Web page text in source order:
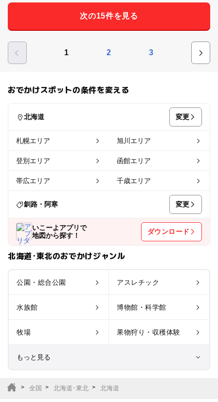
次の15件を見る
1 2 3
おでかけスポットの条件を変える
北海道 変更
札幌エリア 旭川エリア
登別エリア 函館エリア
帯広エリア 千歳エリア
釧路・阿寒 変更
いこーよアプリで
地図から探す！
ダウンロード
北海道･東北のおでかけジャンル
公園・総合公園 アスレチック
水族館 博物館・科学館
牧場 果物狩り・収穫体験
もっと見る
全国 北海道･東北 北海道